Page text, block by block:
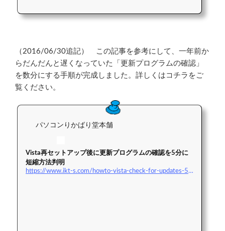
（2016/06/30追記） この記事を参考にして、一年前か
らだんだんと遅くなっていた「更新プログラムの確認」
を数分にする手順が完成しました。詳しくはコチラをご
覧ください。
パソコンりかばり堂本舗
Vista再セットアップ後に更新プログラムの確認を5分に
短縮方法判明
https://www.ikt-s.com/howto-vista-check-for-updates-5min/